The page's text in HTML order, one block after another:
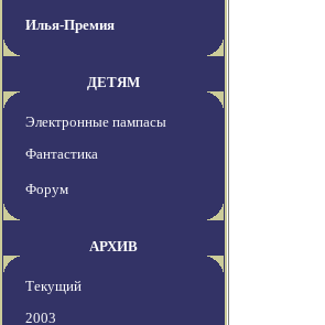
Илья-Премия
ДЕТЯМ
Электронные пампасы
Фантастика
Форум
АРХИВ
Текущий
2003